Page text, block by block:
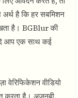
है कि हर सबमिशन
है। BGBlur की
आप एक साथ कई
वेरिफिकेशन वीडियो